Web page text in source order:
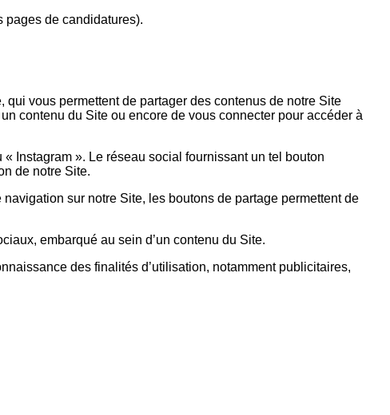
pages de candidatures).
vous permettent de partager des contenus de notre Site
contenu du Site ou encore de vous connecter pour accéder à
Instagram ». Le réseau social fournissant un tel bouton
de notre Site.
sur notre Site, les boutons de partage permettent de
embarqué au sein d’un contenu du Site.
des finalités d’utilisation, notamment publicitaires,